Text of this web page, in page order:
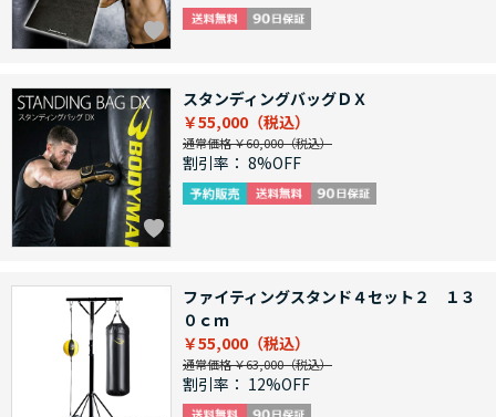
スタンディングバッグＤＸ
￥55,000
通常価格 ￥60,000
割引率： 8%OFF
ファイティングスタンド４セット２ １３
０ｃｍ
￥55,000
通常価格 ￥63,000
割引率： 12%OFF